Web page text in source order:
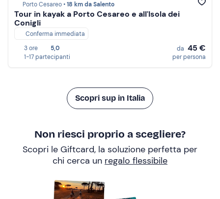
Porto Cesareo •18 km da Salento
Tour in kayak a Porto Cesareo e all'Isola dei
Conigli
Conferma immediata
3 ore
5,0
1-17 partecipanti
da 45 €
per persona
Scopri sup in Italia
Non riesci proprio a scegliere?
Scopri le Giftcard, la soluzione perfetta per
chi cerca un regalo flessibile